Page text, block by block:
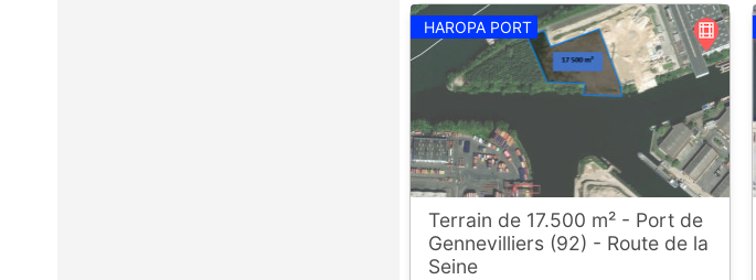
HAROPA PORT
Terrain de 17.500 m² - Port de
Gennevilliers (92) - Route de la
Seine